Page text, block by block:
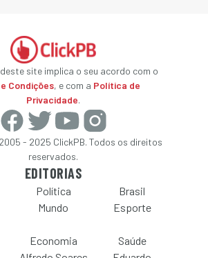
site implica o seu acordo com o
Condições, e com a Política de
Privacidade.
- 2025 ClickPB. Todos os direitos
reservados.
EDITORIAS
Política
Brasil
Mundo Esporte
Economia
Saúde